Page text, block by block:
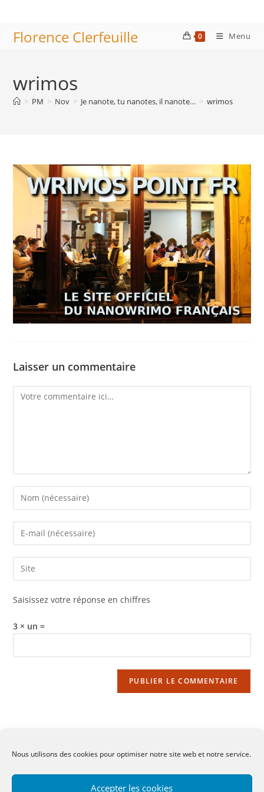
Nous utilisons des cookies pour optimiser notre site web et notre service.
Accepter les cookies
contentFlorence Clerfeuille 0 Menu
wrimos
> PM > Nov > Je nanote, tu nanotes, il nanote… > wrimos
Laisser un commentaire
Comment
Enter
your
name
comment
Enter
your
email
address
comment
Saisir
l’URL
site
(facultatif)
Saisissez votre réponse en chiffres
3 × un =